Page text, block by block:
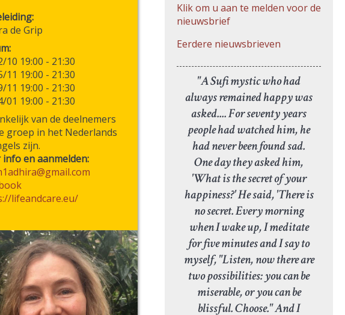
de Grip
10 19:00 - 21:30
11 19:00 - 21:30
11 19:00 - 21:30
01 19:00 - 21:30
van de deelnemers
groep in het Nederlands
zijn.
en aanmelden:
lifeandcare.eu/
Klik om u aan te melden voor de
nieuwsbrief
Eerdere nieuwsbrieven
"A Sufi mystic who had
always remained happy was
asked.... For seventy years
people had watched him, he
had never been found sad.
One day they asked him,
'What is the secret of your
happiness?' He said, 'There is
no secret. Every morning
when I wake up, I meditate
for five minutes and I say to
myself, "Listen, now there are
two possibilities: you can be
miserable, or you can be
blissful. Choose." And I